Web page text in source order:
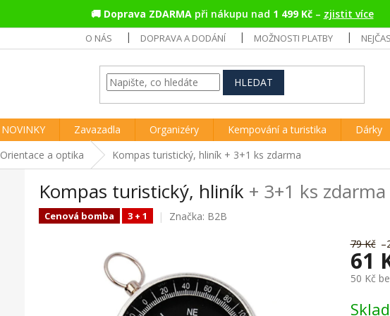
🚚 Doprava ZDARMApři nákupu nad 1 499 Kč– zjistit více
O NÁS DOPRAVA A DODÁNÍ MOŽNOSTI PLATBY
HLEDAT
NOVINKY Zavazadla Organizéry Kempování a turistika Dárky
Orientace a optika Kompas turistický, hliník + 3+1 ks zdarma
Kompas turistický, hliník + 3+1 ks zdarma
Cenová bomba 3 + 1 Značka: B2B
79 Kč
61
50 Kč
cena: